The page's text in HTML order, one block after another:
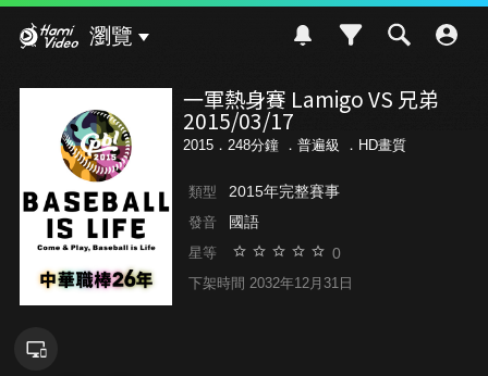
瀏覽
一軍熱身賽 Lamigo VS 兄弟
2015/03/17
2015．248分鐘 ． 普遍級 ．HD畫質
類型 2015年完整賽事
發音 國語
星等 0
下架時間 2032年12月31日